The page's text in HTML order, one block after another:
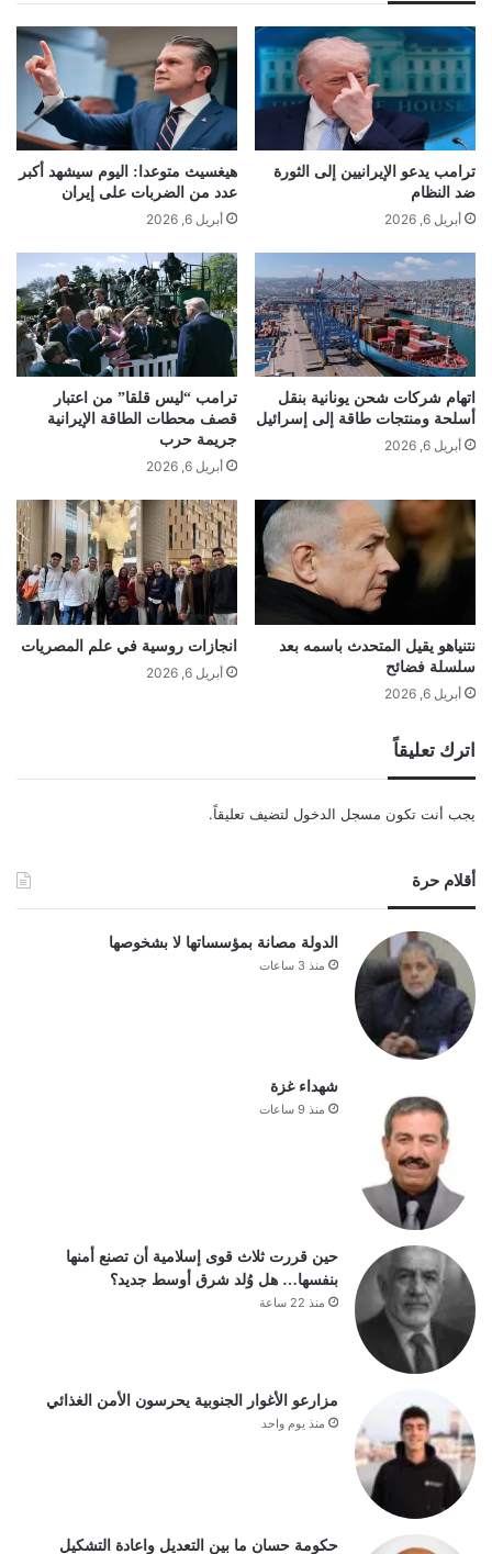
ترامب يدعو الإيرانيين إلى الثورة
ضد النظام
أبريل 6, 2026
هيغسيث متوعدا: اليوم سيشهد أكبر
عدد من الضربات على إيران
أبريل 6, 2026
اتهام شركات شحن يونانية بنقل
أسلحة ومنتجات طاقة إلى إسرائيل
أبريل 6, 2026
ترامب “ليس قلقا” من اعتبار
قصف محطات الطاقة الإيرانية
جريمة حرب
أبريل 6, 2026
نتنياهو يقيل المتحدث باسمه بعد
سلسلة فضائح
أبريل 6, 2026
انجازات روسية في علم المصريات
أبريل 6, 2026
اترك تعليقاً
يجب أنت تكون مسجل الدخول لتضيف تعليقاً.
أقلام حرة
الدولة مصانة بمؤسساتها لا بشخوصها
منذ 3 ساعات
شهداء غزة
منذ 9 ساعات
حين قررت ثلاث قوى إسلامية أن تصنع أمنها
بنفسها… هل وُلد شرق أوسط جديد؟
منذ 22 ساعة
مزارعو الأغوار الجنوبية يحرسون الأمن الغذائي
منذ يوم واحد
حكومة حسان ما بين التعديل واعادة التشكيل